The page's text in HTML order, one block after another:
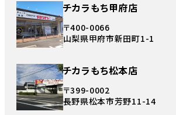
チカラもち甲府店
〒400-0066
山梨県甲府市新田町1-1
チカラもち松本店
〒399-0002
長野県松本市芳野11-14